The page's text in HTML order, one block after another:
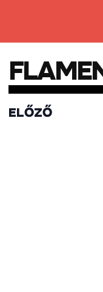
ELŐZŐ